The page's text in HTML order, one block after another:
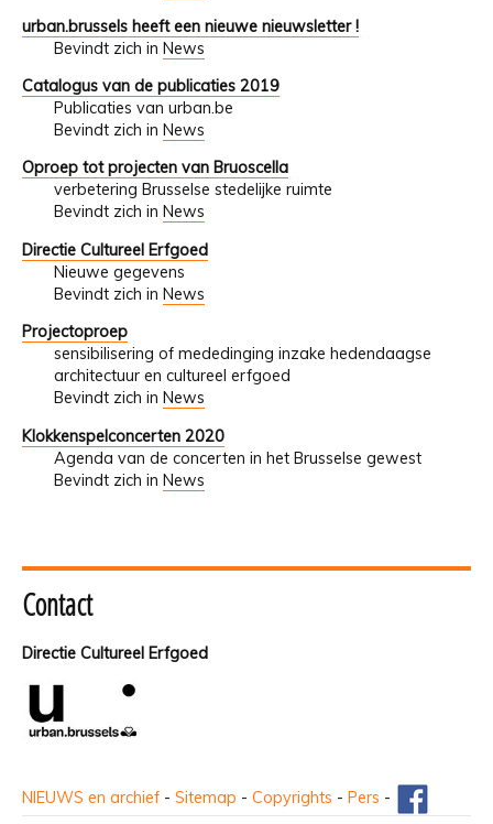
urban.brussels heeft een nieuwe nieuwsletter !
Bevindt zich in News
Catalogus van de publicaties 2019
Publicaties van urban.be
Bevindt zich in News
Oproep tot projecten van Bruoscella
verbetering Brusselse stedelijke ruimte
Bevindt zich in News
Directie Cultureel Erfgoed
Nieuwe gegevens
Bevindt zich in News
Projectoproep
sensibilisering of mededinging inzake hedendaagse
architectuur en cultureel erfgoed
Bevindt zich in News
Klokkenspelconcerten 2020
Agenda van de concerten in het Brusselse gewest
Bevindt zich in News
Contact
Directie Cultureel Erfgoed
NIEUWS en archief - Sitemap - Copyrights - Pers -